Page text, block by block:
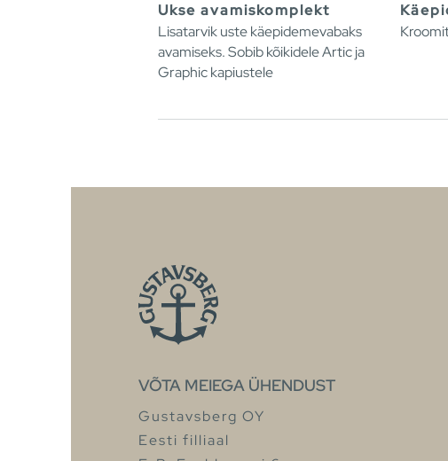
Ukse avamiskomplekt
Lisatarvik uste käepidemevabaks
avamiseks. Sobib kõikidele Artic ja
Graphic kapiustele
VÕTA MEIEGA ÜHENDUST
Gustavsberg OY
Eesti filliaal